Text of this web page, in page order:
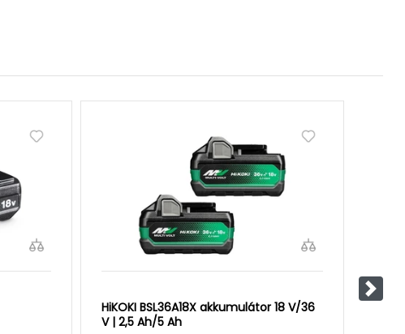
HiKOKI BSL36A18X akkumulátor 18 V/36
V | 2,5 Ah/5 Ah